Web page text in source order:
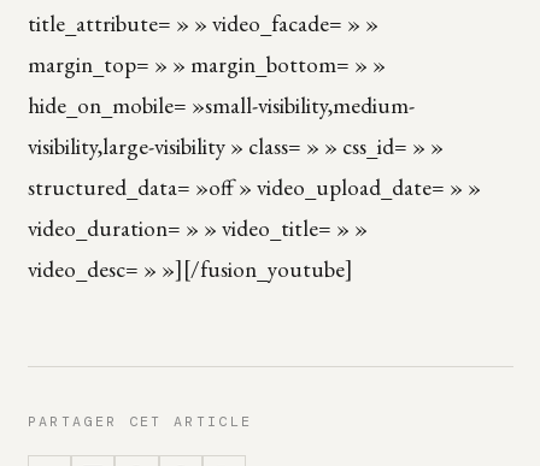
title_attribute= » » video_facade= » »
margin_top= » » margin_bottom= » »
hide_on_mobile= »small-visibility,medium-
visibility,large-visibility » class= » » css_id= » »
structured_data= »off » video_upload_date= » »
video_duration= » » video_title= » »
video_desc= » »][/fusion_youtube]
PARTAGER CET ARTICLE